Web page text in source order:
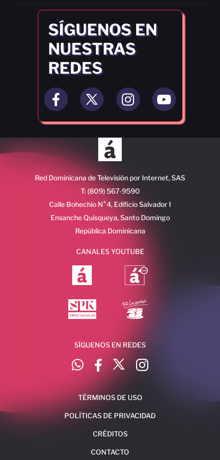
SÍGUENOS EN
NUESTRAS
REDES
Red Dominicana de Televisión por Internet, SAS
T: (809) 567-9590
Calle Bohechio N°4, Edificio Salvador I
Ensanche Quisqueya, Santo Domingo
República Dominicana
CANALES YOUTUBE
SÍGUENOS EN REDES
TÉRMINOS DE USO
POLÍTICAS DE PRIVACIDAD
CRÉDITOS
CONTACTO